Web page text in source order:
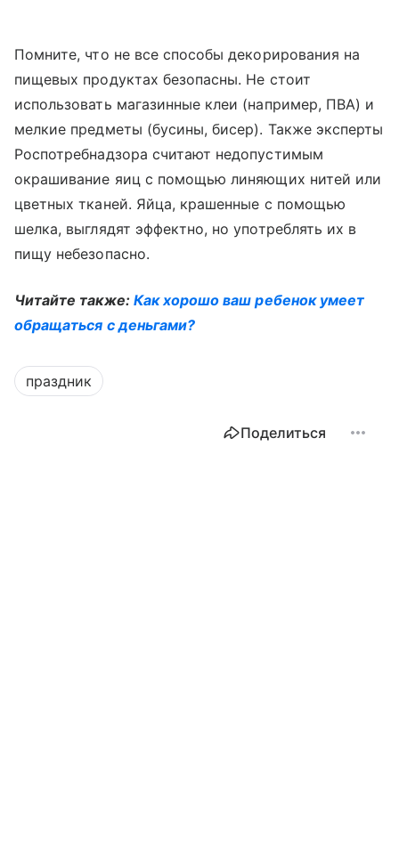
Помните, что не все способы декорирования на
пищевых продуктах безопасны. Не стоит
использовать магазинные клеи (например, ПВА) и
мелкие предметы (бусины, бисер). Также эксперты
Роспотребнадзора считают недопустимым
окрашивание яиц с помощью линяющих нитей или
цветных тканей. Яйца, крашенные с помощью
шелка, выглядят эффектно, но употреблять их в
пищу небезопасно.
Читайте также: Как хорошо ваш ребенок умеет
обращаться с деньгами?
праздник
Поделиться